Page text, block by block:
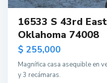
16533 S 43rd
Oklahoma 74008
$ 255,000
Magnífica casa asequible en
y 3 recámaras.